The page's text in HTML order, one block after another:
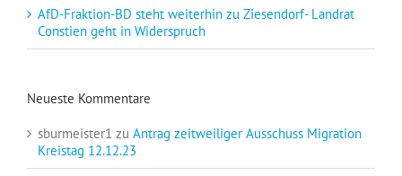
AfD-Fraktion-BD steht weiterhin zu Ziesendorf- Landrat
Constien geht in Widerspruch
Neueste Kommentare
sburmeister1 zu Antrag zeitweiliger Ausschuss Migration
Kreistag 12.12.23